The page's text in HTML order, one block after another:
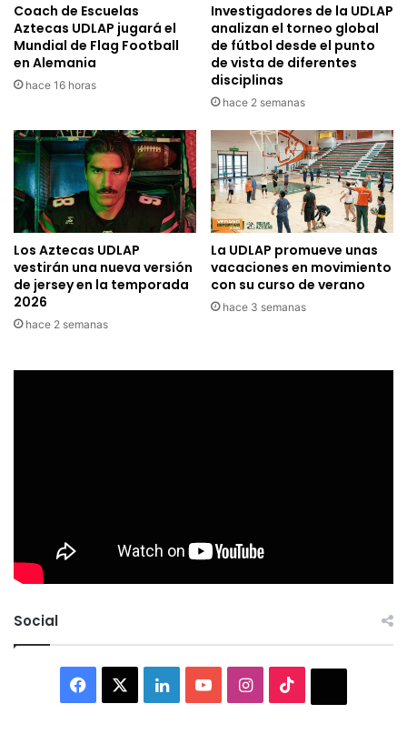
Coach de Escuelas
Aztecas UDLAP jugará el
Mundial de Flag Football
en Alemania
hace 16 horas
Investigadores de la UDLAP
analizan el torneo global
de fútbol desde el punto
de vista de diferentes
disciplinas
hace 2 semanas
Los Aztecas UDLAP
vestirán una nueva versión
de jersey en la temporada
2026
hace 2 semanas
La UDLAP promueve unas
vacaciones en movimiento
con su curso de verano
hace 3 semanas
Social
Facebook LinkedInYouTubeInstagram